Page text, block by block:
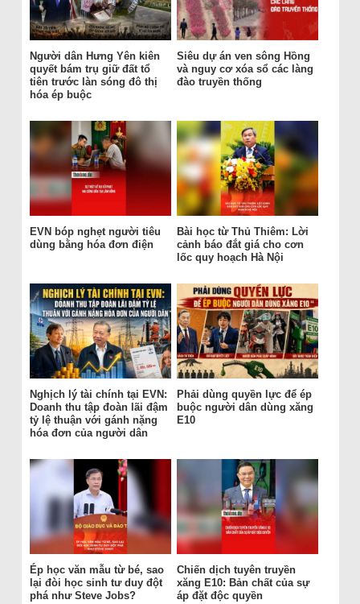
Người dân Hưng Yên kiên
quyết bám trụ giữ đất tổ
tiên trước làn sóng đô thị
hóa ép buộc
Siêu dự án ven sông Hồng
và nguy cơ xóa sổ các làng
đào truyền thống
EVN bóp nghẹt người tiêu
dùng bằng hóa đơn điện
Bài học từ Thủ Thiêm: Lời
cảnh báo đắt giá cho cơn
lốc quy hoạch Hà Nội
Nghịch lý tài chính tại EVN:
Doanh thu tập đoàn lãi đậm
tỷ lệ thuận với gánh nặng
hóa đơn của người dân
Phải dùng quyền lực để ép
buộc người dân dùng xăng
E10
Ép học văn mẫu từ bé, sao
lại đòi học sinh tư duy đột
phá như Steve Jobs?
Chiến dịch tuyên truyền
xăng E10: Bản chất của sự
áp đặt độc quyền